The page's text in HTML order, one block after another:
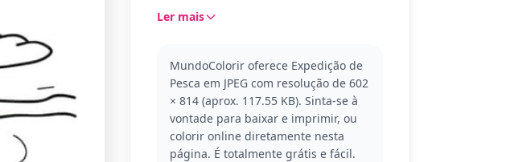
tranquilidade e observação calma da
Animais do Ártico, conhecida por suas
presas longas e corpo robusto. Se você
gosta deste tema, também pode gostar
de colorir outros animais árticos como
ursos polares e focas.
Ler mais
MundoColorir oferece Expedição de
Pesca em JPEG com resolução de 602
× 814 (aprox. 117.55 KB). Sinta-se à
vontade para baixar e imprimir, ou
colorir online diretamente nesta
página. É totalmente grátis e fácil.